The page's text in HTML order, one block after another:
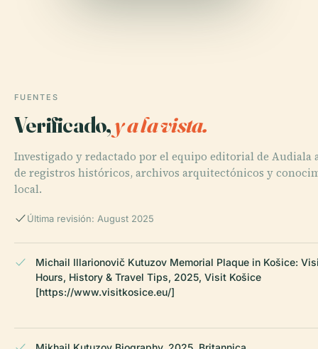
FUENTES
Verificado,y a la vista.
Investigado y redactado por el equipo editorial de Audiala
de registros históricos, archivos arquitectónicos y
local.
Última revisión: August 2025
Michail Illarionovič Kutuzov Memorial Plaque in Košice:
Hours, History & Travel Tips, 2025, Visit Košice
[https://www.visitkosice.eu/]